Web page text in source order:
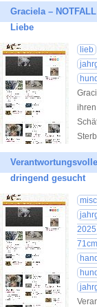
Graciela –
Liebe
lieb
dringend gesucht
2025